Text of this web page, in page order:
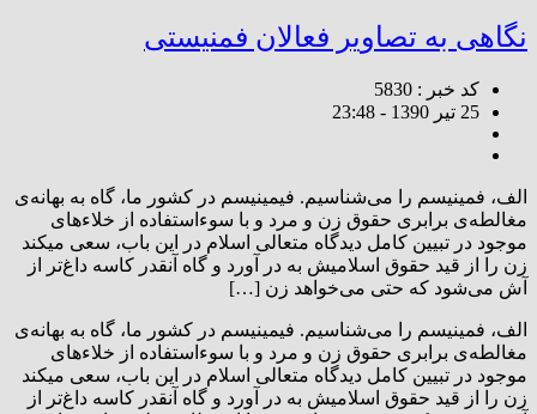
نگاهی به تصاویر فعالان فمنیستی
کد خبر : 5830
25 تیر 1390 - 23:48
الف، فمینیسم را می‌شناسیم. فیمینیسم در کشور ما، گاه به بهانه‌ی
مغالطه‌ی برابری حقوق زن و مرد و با سوء‌استفاده از خلاء‌های
موجود در تبیین کامل دیدگاه متعالی اسلام در این باب، سعی میکند
زن را از قید حقوق اسلامیش به در آورد و گاه آنقدر کاسه داغ‌تر از
آش می‌شود که حتی می‌خواهد زن […]
الف، فمینیسم را می‌شناسیم. فیمینیسم در کشور ما، گاه به بهانه‌ی
مغالطه‌ی برابری حقوق زن و مرد و با سوء‌استفاده از خلاء‌های
موجود در تبیین کامل دیدگاه متعالی اسلام در این باب، سعی میکند
زن را از قید حقوق اسلامیش به در آورد و گاه آنقدر کاسه داغ‌تر از